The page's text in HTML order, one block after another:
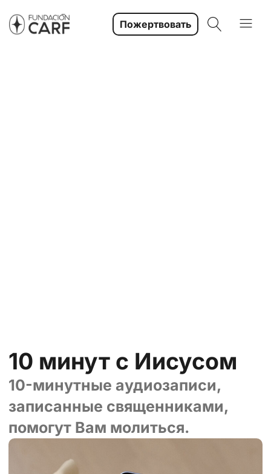
Пожертвовать
10 минут с Иисусом
10-минутные аудиозаписи,
записанные священниками,
помогут Вам молиться.